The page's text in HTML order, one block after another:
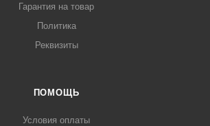
Гарантия на товар
Политика
Реквизиты
ПОМОЩЬ
Условия оплаты